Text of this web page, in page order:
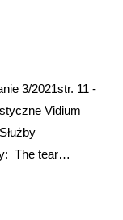
3/2021str. 11 -
Vidium
The tear…